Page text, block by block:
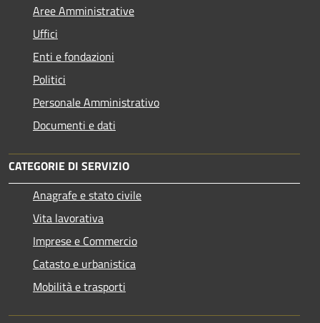
Aree Amministrative
Uffici
Enti e fondazioni
Politici
Personale Amministrativo
Documenti e dati
CATEGORIE DI SERVIZIO
Anagrafe e stato civile
Vita lavorativa
Imprese e Commercio
Catasto e urbanistica
Mobilità e trasporti